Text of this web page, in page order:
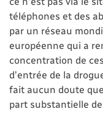
téléphones et des
par un réseau
européenne qui a
concentration de
d’entrée de la
fait aucun doute
part substantielle